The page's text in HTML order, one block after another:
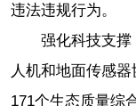
违法违规行为。
强化科技支
人机和地面传感
171个生态质量综